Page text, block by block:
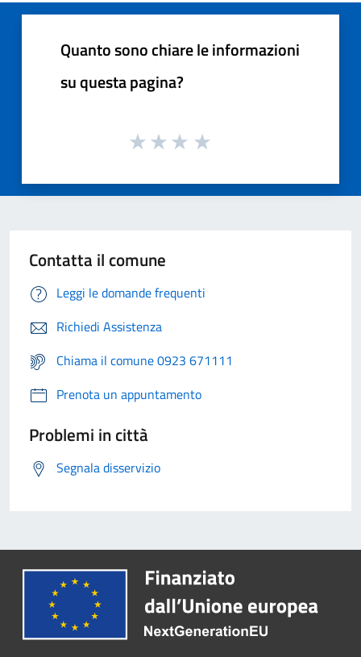
Quanto sono chiare le informazioni
su questa pagina?
Contatta il comune
Leggi le domande frequenti
Richiedi Assistenza
Chiama il comune 0923 671111
Prenota un appuntamento
Problemi in città
Segnala disservizio